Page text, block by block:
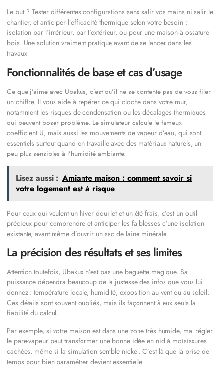
Le but ? Tester différentes configurations sans salir vos mains ni salir le
chantier, et anticiper l’efficacité thermique selon votre besoin :
isolation par l’intérieur, par l’extérieur, ou pour une maison à ossature
bois. Une solution vraiment pratique avant de se lancer dans les
travaux.
Fonctionnalités de base et cas d’usage
Ce que j’aime avec Ubakus, c’est qu’il ne se contente pas de vous filer
un chiffre. Il vous aide à repérer ce qui cloche dans votre mur,
notamment les risques de condensation ou les décalages thermiques
qui peuvent poser problème. Le simulateur calcule le fameux
coefficient U, mais aussi les mouvements de vapeur d’eau, qui sont
essentiels surtout quand on travaille avec des matériaux naturels, un
peu plus sensibles à l’humidité ambiante.
Lisez aussi : Amiante maison : comment savoir si
votre logement est à risque
Pour ceux qui veulent un hiver douillet et un été frais, c’est un outil
précieux pour comprendre et anticiper les faiblesses d’une isolation
existante, avant même d’ouvrir un sac de laine minérale.
La précision des résultats et ses limites
Attention toutefois, Ubakus n’est pas une baguette magique. Sa
puissance dépendra beaucoup de la justesse des infos que vous lui
donnez : température locale, humidité, exposition au vent ou au soleil.
Ces détails sont souvent oubliés, mais ils façonnent à eux seuls la
fiabilité du calcul.
Par exemple, si votre maison est dans une zone très humide, mal régler
le pare-vapeur peut transformer une bonne idée en nid à moisissures
cachées, même si la simulation semble nickel. C’est là que la prise de
temps pour bien paramétrer devient essentielle.